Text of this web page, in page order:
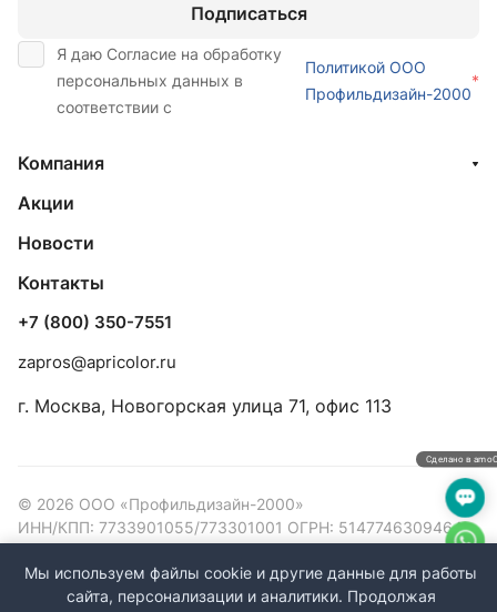
Подписаться
Я даю Согласие на обработку
персональных данных в
соответствии с
Политикой ООО
Профильдизайн-2000
*
Компания
Акции
Новости
Контакты
+7 (800) 350-7551
zapros@apricolor.ru
г. Москва, Новогорская улица 71, офис 113
© 2026 ООО «Профильдизайн-2000»
ИНН/КПП: 7733901055/773301001 ОГРН: 5147746309464
Конфиденциальность Оферта
Мы используем файлы cookie и другие данные для работы
сайта, персонализации и аналитики. Продолжая
Сделано в